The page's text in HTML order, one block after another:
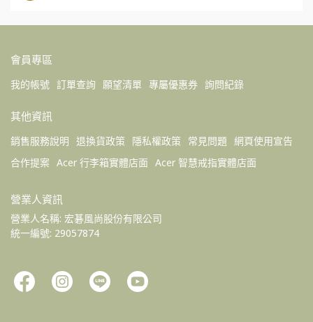
會員專區
我的帳號 訂單查詢 願望清單 專屬優惠券 詢問紀錄
其他資訊
銷售服務說明 退換貨政策 隱私權政策 常見問題 網頁使用宣告
合作提案 Acer 行李箱實體店面 Acer 智慧戒指實體店面
營業人資訊
營業人名稱: 宏碁風尚股份有限公司
統一編號: 29057874